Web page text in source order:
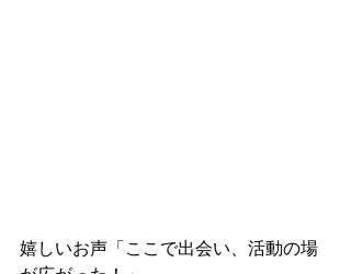
嬉しいお声「ここで出会い、活動の場